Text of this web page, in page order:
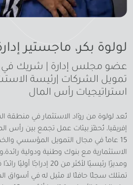
لولوة بكر، ماجستير
عضو مجلس إدارة | شريك في
تمويل الشركات |رئيسة
استراتيجيات رأس المال
تُعد لولوة من روّاد الاستثمار في
إفريقيا، تُحفّز بيئات عمل تجمع بين رأس
15 عاماً في مجال التمويل المؤسسي
الاستثمارية مع بنوك وطنية ودولية
ومديرًا رئيسيًا لأكثر من 20
تمتلك سجلًا حافلًا لا مثيل له في أسواق